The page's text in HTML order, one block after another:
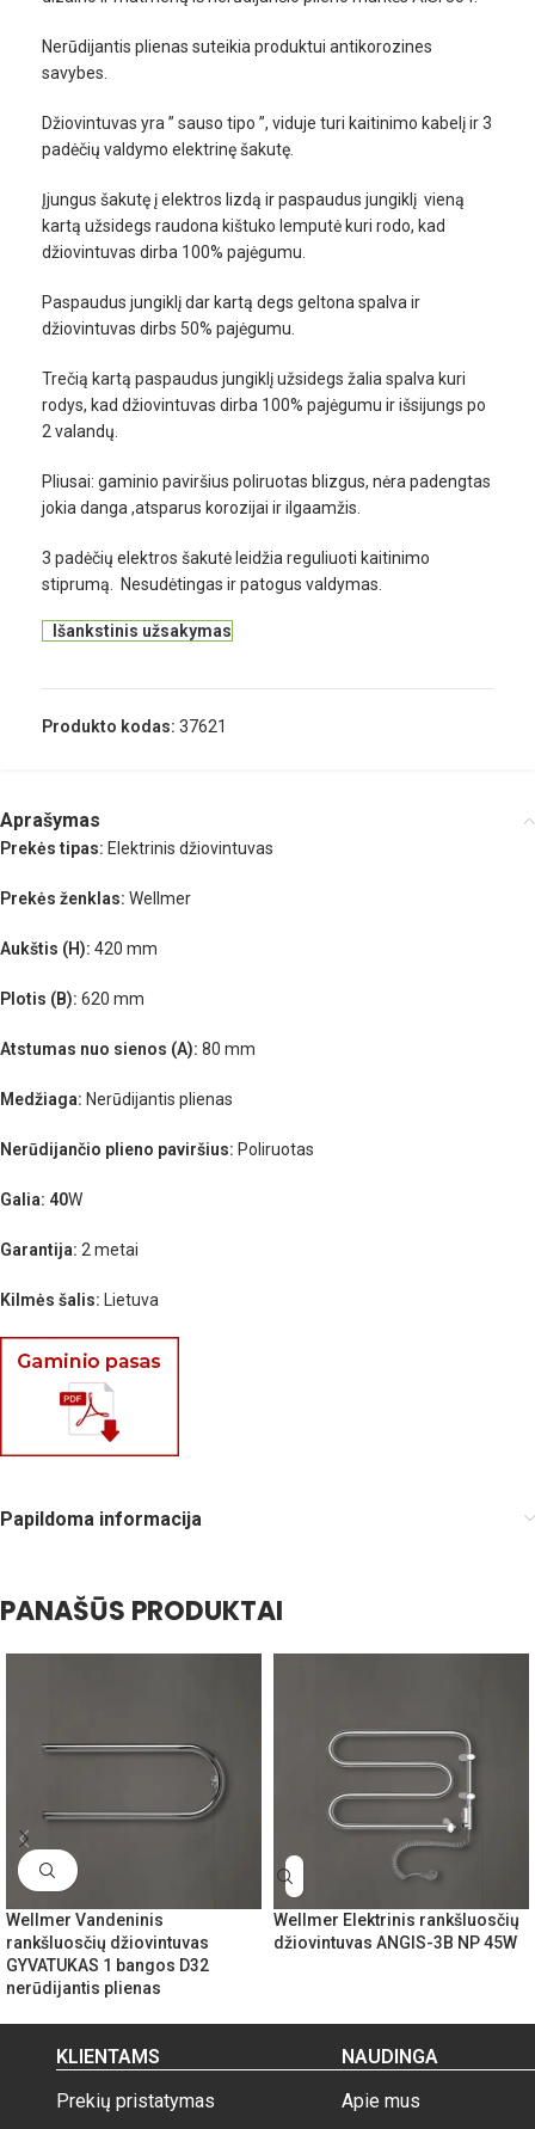
Nerūdijantis plienas suteikia produktui antikorozines
savybes.
Džiovintuvas yra ” sauso tipo ”, viduje turi kaitinimo kabelį ir 3
padėčių valdymo elektrinę šakutę.
Įjungus šakutę į elektros lizdą ir paspaudus jungiklį vieną
kartą užsidegs raudona kištuko lemputė kuri rodo, kad
džiovintuvas dirba 100% pajėgumu.
Paspaudus jungiklį dar kartą degs geltona spalva ir
džiovintuvas dirbs 50% pajėgumu.
Trečią kartą paspaudus jungiklį užsidegs žalia spalva kuri
rodys, kad džiovintuvas dirba 100% pajėgumu ir išsijungs po
2 valandų.
Pliusai: gaminio paviršius poliruotas blizgus, nėra padengtas
jokia danga ,atsparus korozijai ir ilgaamžis.
3 padėčių elektros šakutė leidžia reguliuoti kaitinimo
stiprumą. Nesudėtingas ir patogus valdymas.
Išankstinis užsakymas
Produkto kodas: 37621
Aprašymas
Prekės tipas: Elektrinis džiovintuvas
Prekės ženklas: Wellmer
Aukštis (H): 420 mm
Plotis (B): 620 mm
Atstumas nuo sienos (A): 80 mm
Medžiaga: Nerūdijantis plienas
Nerūdijančio plieno paviršius: Poliruotas
Galia: 40W
Garantija: 2 metai
Kilmės šalis: Lietuva
Papildoma informacija
PANAŠŪS PRODUKTAI
Wellmer Vandeninis
rankšluosčių džiovintuvas
GYVATUKAS 1 bangos D32
nerūdijantis plienas
Wellmer Elektrinis rankšluosčių
džiovintuvas ANGIS-3B NP 45W
KLIENTAMS
Prekių pristatymas
NAUDINGA
Apie mus